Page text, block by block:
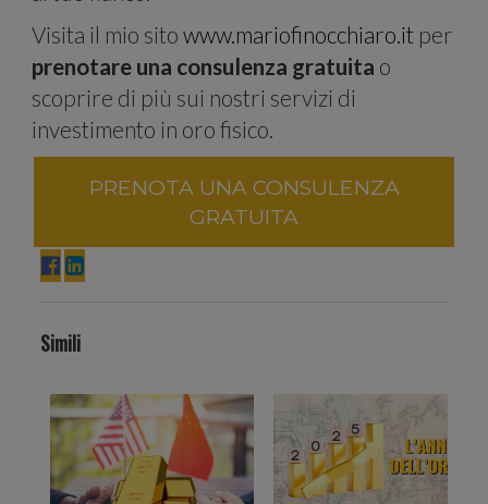
Visita il mio sito www.mariofinocchiaro.it per
prenotare una consulenza gratuita o
scoprire di più sui nostri servizi di
investimento in oro fisico.
PRENOTA UNA CONSULENZA
GRATUITA
Simili
traffico.
inoltre